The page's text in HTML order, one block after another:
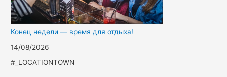
Конец недели — время для отдыха!
14/08/2026
#_LOCATIONTOWN